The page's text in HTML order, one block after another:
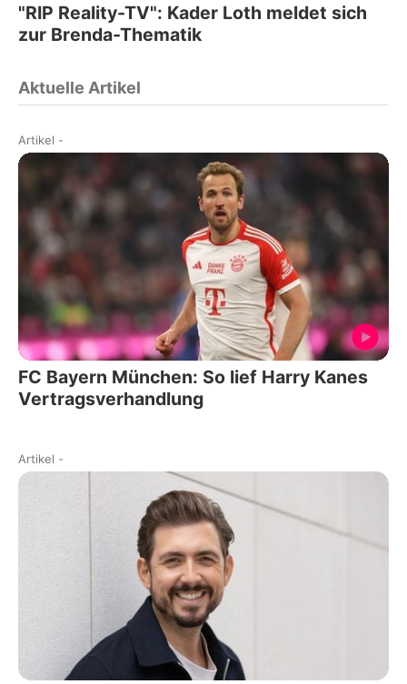
"RIP Reality-TV": Kader Loth meldet sich
zur Brenda-Thematik
Aktuelle Artikel
Artikel -
FC Bayern München: So lief Harry Kanes
Vertragsverhandlung
Artikel -